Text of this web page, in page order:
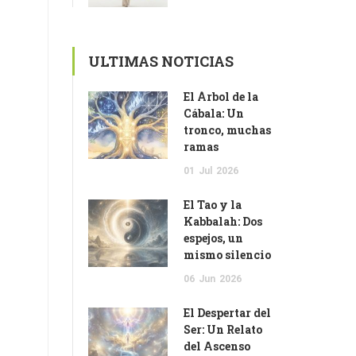
ULTIMAS NOTICIAS
El Árbol de la
Cábala: Un
tronco, muchas
ramas
01 Jul 2026
El Tao y la
Kabbalah: Dos
espejos, un
mismo silencio
06 Jun 2026
El Despertar del
Ser: Un Relato
del Ascenso